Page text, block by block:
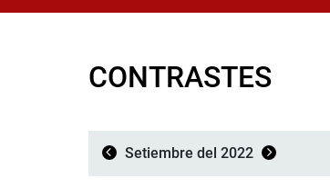
CONTRASTES
Setiembre del 2022